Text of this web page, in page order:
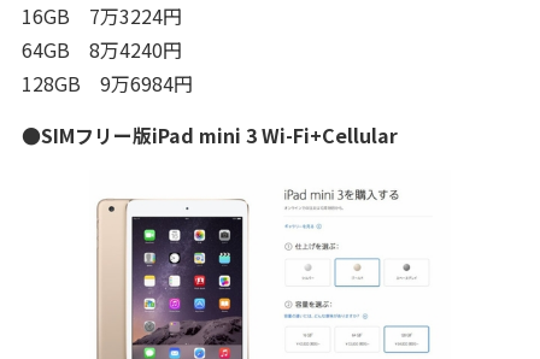
16GB 7万3224円
64GB 8万4240円
128GB 9万6984円
●SIMフリー版iPad mini 3 Wi-Fi+Cellular